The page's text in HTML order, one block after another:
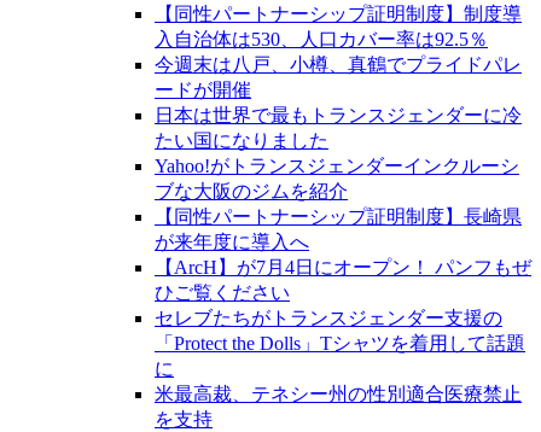
【同性パートナーシップ証明制度】制度導
入自治体は530、人口カバー率は92.5％
今週末は八戸、小樽、真鶴でプライドパレ
ードが開催
日本は世界で最もトランスジェンダーに冷
たい国になりました
Yahoo!がトランスジェンダーインクルーシ
ブな大阪のジムを紹介
【同性パートナーシップ証明制度】長崎県
が来年度に導入へ
【ArcH】が7月4日にオープン！ パンフもぜ
ひご覧ください
セレブたちがトランスジェンダー支援の
「Protect the Dolls」Tシャツを着用して話題
に
米最高裁、テネシー州の性別適合医療禁止
を支持